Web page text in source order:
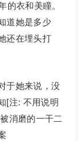
衣和美瞳。
道她是多少
还在埋头打
于她来说，没
[注: 不用说明
消磨的一干二